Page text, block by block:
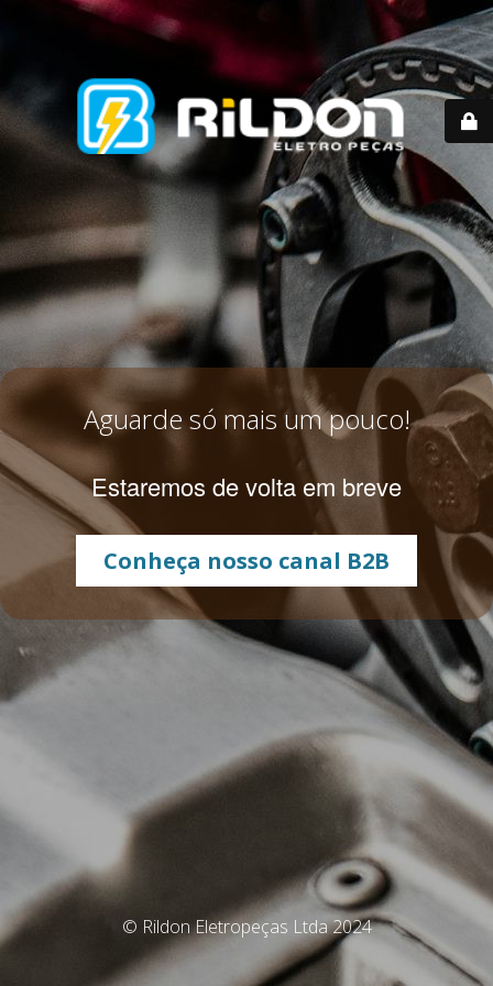
Aguarde só mais um pouco!
Estaremos de volta em breve
Conheça nosso canal B2B
© Rildon Eletropeças Ltda 2024